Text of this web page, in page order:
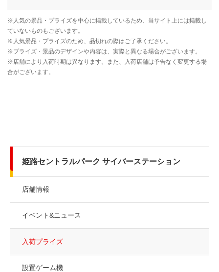
姫路セントラルパーク サイバーステーション
店舗情報
イベント&ニュース
入荷プライズ
設置ゲーム機